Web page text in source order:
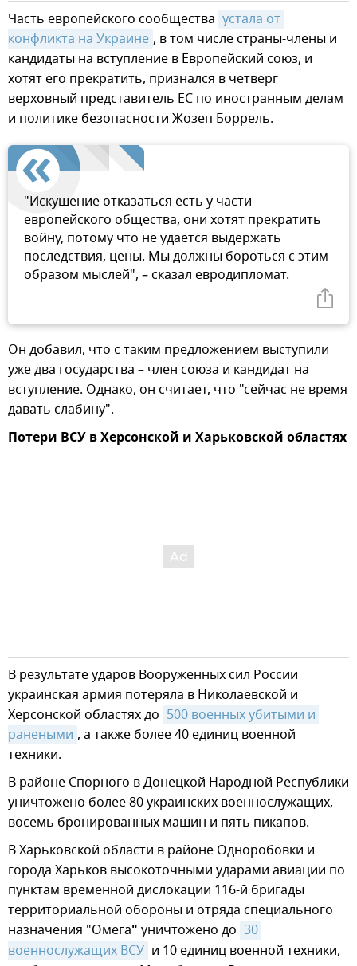
Часть европейского сообщества устала от
конфликта на Украине , в том числе страны-члены и
кандидаты на вступление в Европейский союз, и
хотят его прекратить, признался в четверг
верховный представитель ЕС по иностранным делам
и политике безопасности Жозеп Боррель.
"Искушение отказаться есть у части
европейского общества, они хотят прекратить
войну, потому что не удается выдержать
последствия, цены. Мы должны бороться с этим
образом мыслей", – сказал евродипломат.
Он добавил, что с таким предложением выступили
уже два государства – член союза и кандидат на
вступление. Однако, он считает, что "сейчас не время
давать слабину".
Потери ВСУ в Херсонской и Харьковской областях
В результате ударов Вооруженных сил России
украинская армия потеряла в Николаевской и
Херсонской областях до 500 военных убитыми и
ранеными , а также более 40 единиц военной
техники.
В районе Спорного в Донецкой Народной Республики
уничтожено более 80 украинских военнослужащих,
восемь бронированных машин и пять пикапов.
В Харьковской области в районе Одноробовки и
города Харьков высокоточными ударами авиации по
пунктам временной дислокации 116-й бригады
территориальной обороны и отряда специального
назначения "Омега" уничтожено до 30
военнослужащих ВСУ и 10 единиц военной техники,